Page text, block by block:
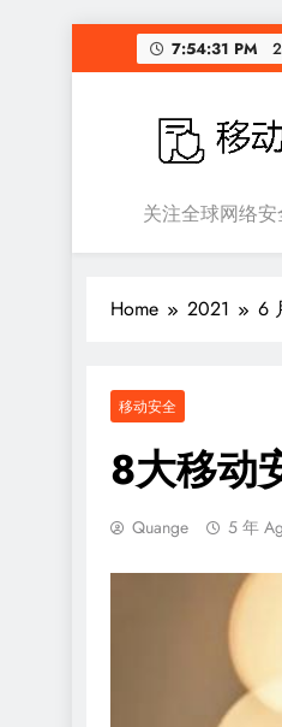
to
7:54:32 PM
移动安
关注全球网络
Home 2021 6
移动安全
8大移动
Quange 5 年